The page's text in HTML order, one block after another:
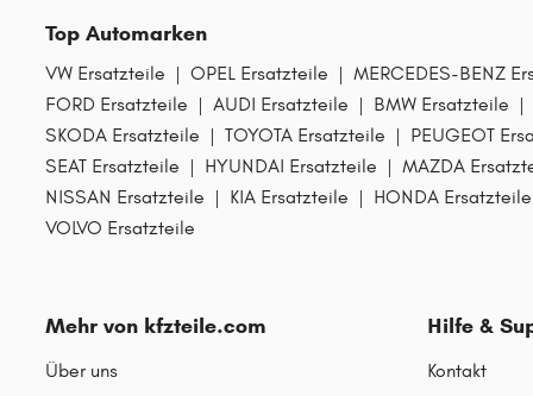
Top Automarken
VW Ersatzteile | OPEL Ersatzteile | MERCEDES-BENZ
FORD Ersatzteile | AUDI Ersatzteile | BMW Ersatzteile |
SKODA Ersatzteile | TOYOTA Ersatzteile | PEUGEOT
SEAT Ersatzteile | HYUNDAI Ersatzteile | MAZDA
NISSAN Ersatzteile | KIA Ersatzteile | HONDA Ersatzteile
VOLVO Ersatzteile
Mehr von kfzteile.com
Über uns
Hilfe &
Kontakt